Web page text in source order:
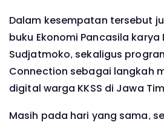
Dalam kesempatan tersebut
buku Ekonomi Pancasila karya
Sudjatmoko, sekaligus
Connection sebagai langkah
digital warga KKSS di Jawa
Masih pada hari yang sama,